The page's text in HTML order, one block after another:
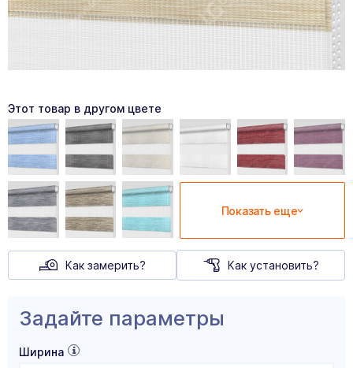
Этот товар в другом цвете
Показать еще
Как замерить? Как установить?
Задайте параметры
Ширина